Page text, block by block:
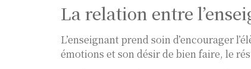
La relation entre
L’enseignant prend soin d’encourager
émotions et son désir de bien faire, le